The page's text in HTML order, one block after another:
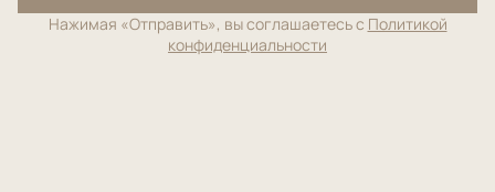
Нажимая «Отправить», вы соглашаетесь с Политикой
конфиденциальности